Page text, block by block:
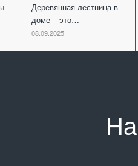
Деревянная лестница в
доме – это…
08.09.2025